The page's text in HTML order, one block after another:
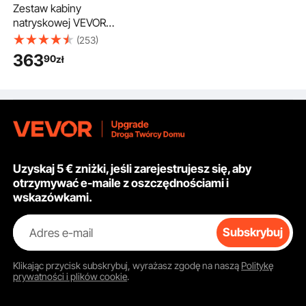
Zestaw kabiny
natryskowej VEVOR
405 x 330 x 355 m,
przenośny ekstraktor
aerografu, ekstraktor
modelarstwa
aerografowego, prac
(253)
36390zł
Uzyskaj 5 € zniżki, jeśli zarejestrujesz się, aby
otrzymywać e-maile z oszczędnościami i
wskazówkami.
Adres e-mail Subskrybuj
Klikając przycisksubskrybuj, wyrażasz zgodę na naszą Politykę
prywatności i plików cookie.